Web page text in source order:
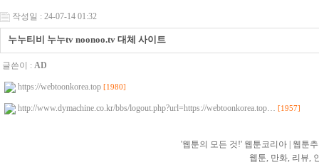
작성일 : 24-07-14 01:32
누누티비 누누tv noonoo.tv 대체 사이트
글쓴이 : AD
https://webtoonkorea.top [1980]
http://www.dymachine.co.kr/bbs/logout.php?url=https://webtoonkorea.top… [1957]
'웹툰의 모든 것!' 웹툰코리아 | 웹툰
웹툰, 만화, 리뷰,